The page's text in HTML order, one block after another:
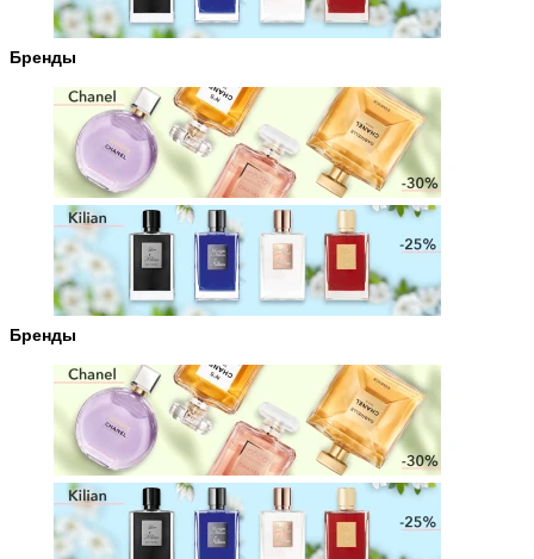
Бренды
Бренды